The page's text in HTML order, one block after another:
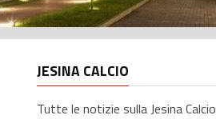
JESINA CALCIO
Tutte le notizie sulla Jesina Calcio